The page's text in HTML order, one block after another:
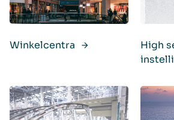
Winkelcentra
High